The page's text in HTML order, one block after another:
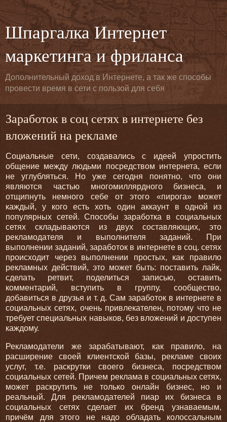
Шпаргалка Интернет
маркетинга и фриланса
Дополнительный доход в Интернете, а так же способы
провести время в сети с пользой для себя
Заработок в соц сетях в интернете без
вложений на рекламе
Социальные сети, создавались с идеей упростить
общение между людьми посредством интернета, если
не углубляться. Но уже сегодня понятно, что они
являются частью многомиллярдного бизнеса, и
отщипнуть немного себе от этого «пирога» может
каждый, у кого есть хоть один аккаунт в одной из
популярных сетей. Способы заработка в социальных
сетях складываются из двух составляющих, это
рекламодателя и выполнителя заданий.
При
выполнении заданий, заработок в интернете в соц. сетях
происходит через выполнении простых, как правило
рекламных действий, это может быть: поставить лайк,
сделать ретвит, поделиться записью, оставить
комментарий, вступить в группу, сообщество,
добавиться в друзья и т. д. Сам заработок в интернете в
социальных сетях, очень привлекателен, потому что не
требует специальных навыков, без вложений и доступен
каждому.
Рекламодатели же зарабатывают, как правило, на
расширение своей клиентской базы, рекламе своих
услуг, т.е. раскрутки своего бизнеса, посредством
социальных сетей. Причем реклама в социальных сетях,
может раскрутить не только онлайн бизнес, но и
реальный. Для рекламодателей пиар их бизнеса в
социальных сетях сделает их бренд узнаваемым,
причём для этого не надо обладать колоссальным